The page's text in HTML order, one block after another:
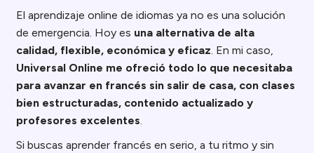
El aprendizaje online de idiomas ya no es una solución
de emergencia. Hoy es una alternativa de alta
calidad, flexible, económica y eficaz. En mi caso,
Universal Online me ofreció todo lo que necesitaba
para avanzar en francés sin salir de casa, con clases
bien estructuradas, contenido actualizado y
profesores excelentes.
Si buscas aprender francés en serio, a tu ritmo y sin